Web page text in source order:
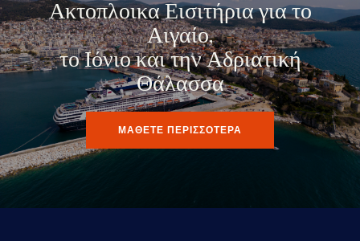
Ακτοπλοικα Εισιτήρια για το
Αιγαίο,
το Ιόνιο και την Αδριατική
Θάλασσα
ΜΑΘΕΤΕ ΠΕΡΙΣΣΟΤΕΡΑ